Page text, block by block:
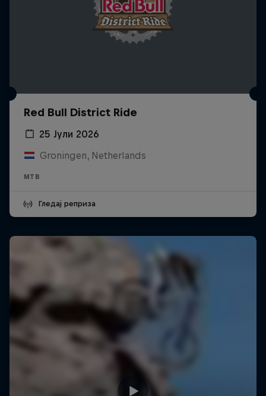
Red Bull District Ride
25 Јули 2026
Groningen, Netherlands
MTB
Гледај реприза